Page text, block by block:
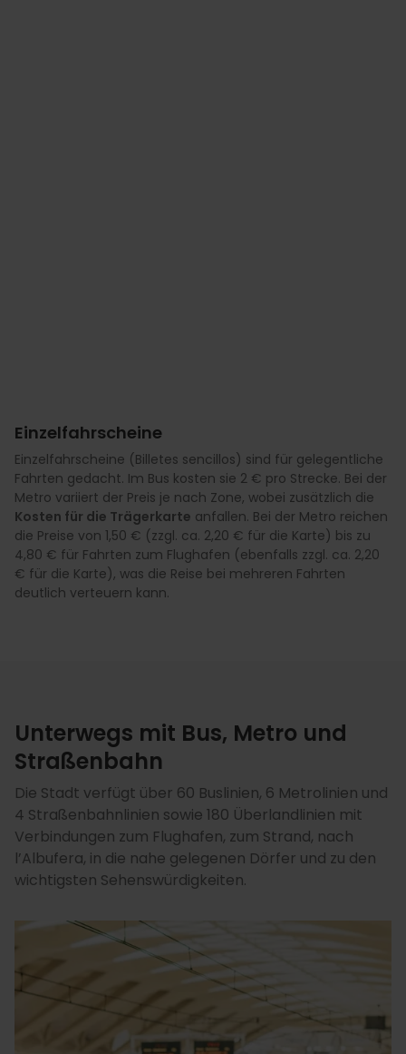
Einzelfahrscheine
Einzelfahrscheine (Billetes sencillos) sind für gelegentliche
Fahrten gedacht. Im Bus kosten sie 2 € pro Strecke. Bei der
Metro variiert der Preis je nach Zone, wobei zusätzlich die
Kosten für die Trägerkarte anfallen. Bei der Metro reichen
die Preise von 1,50 € (zzgl. ca. 2,20 € für die Karte) bis zu
4,80 € für Fahrten zum Flughafen (ebenfalls zzgl. ca. 2,20
€ für die Karte), was die Reise bei mehreren Fahrten
deutlich verteuern kann.
Unterwegs mit Bus, Metro und
Straßenbahn
Die Stadt verfügt über 60 Buslinien, 6 Metrolinien und
4 Straßenbahnlinien sowie 180 Überlandlinien mit
Verbindungen zum Flughafen, zum Strand, nach
l’Albufera, in die nahe gelegenen Dörfer und zu den
wichtigsten Sehenswürdigkeiten.